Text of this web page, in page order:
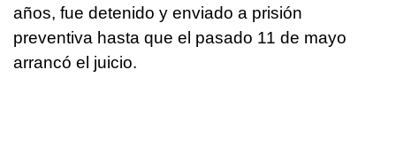
años, fue detenido y enviado a prisión
preventiva hasta que el pasado 11 de mayo
arrancó el juicio.